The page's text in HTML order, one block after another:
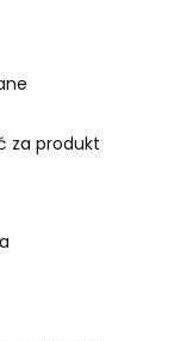
za produkt